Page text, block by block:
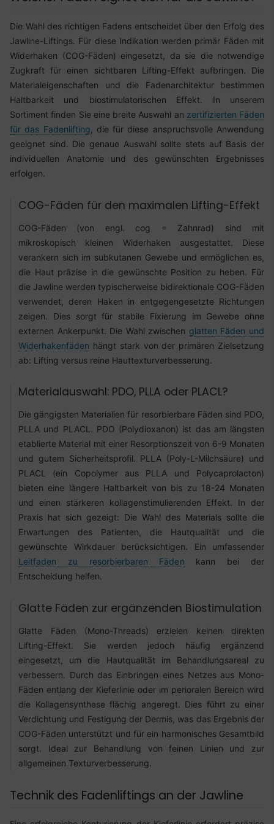
Die Wahl des richtigen Fadens entscheidet über den Erfolg des
Jawline-Liftings. Für diese Indikation werden primär Fäden mit
Widerhaken (COG-Fäden) eingesetzt, da sie die notwendige
Zugkraft für einen sichtbaren Lifting-Effekt aufbringen. Die
Materialeigenschaften und die Fadenarchitektur bestimmen
Haltbarkeit und biostimulatorischen Effekt. In unserem
Sortiment finden Sie eine breite Auswahl an zertifizierten Fäden
für das Fadenlifting , die für diese anspruchsvolle Anwendung
geeignet sind. Die genaue Auswahl sollte stets auf Basis der
individuellen Anatomie und des gewünschten Ergebnisses
erfolgen.
COG-Fäden für den maximalen Lifting-Effekt
COG-Fäden (von engl. cog = Zahnrad) sind mit
mikroskopisch kleinen Widerhaken ausgestattet. Diese
verankern sich im subkutanen Gewebe und ermöglichen es,
die Haut präzise in die gewünschte Position zu heben. Für
die Jawline werden typischerweise bidirektionale COG-Fäden
verwendet, deren Haken in entgegengesetzte Richtungen
zeigen. Dies sorgt für stabile Fixierung im Gewebe ohne
externen Ankerpunkt. Die Wahl zwischen glatten Fäden und
Widerhakenfäden hängt stark von der primären Zielsetzung
ab: Lifting versus reine Hauttexturverbesserung.
Materialauswahl: PDO, PLLA oder PLACL?
Die gängigsten Materialien für resorbierbare Fäden sind PDO,
PLLA und PLACL. PDO (Polydioxanon) ist das am längsten
etablierte Material mit einer Resorptionszeit von 6-9 Monaten
und gutem Sicherheitsprofil. PLLA (Poly-L-Milchsäure) und
PLACL (ein Copolymer aus PLLA und Polycaprolacton)
bieten eine längere Haltbarkeit von bis zu 18-24 Monaten
und einen stärkeren kollagenstimulierenden Effekt. In der
Praxis hat sich gezeigt: Die Wahl des Materials sollte die
Erwartungen des Patienten, die Hautqualität und die
gewünschte Wirkdauer berücksichtigen. Ein umfassender
Leitfaden zu resorbierbaren Fäden kann bei der
Entscheidung helfen.
Glatte Fäden zur ergänzenden Biostimulation
Glatte Fäden (Mono-Threads) erzielen keinen direkten
Lifting-Effekt. Sie werden jedoch häufig ergänzend
eingesetzt, um die Hautqualität im Behandlungsareal zu
verbessern. Durch das Einbringen eines Netzes aus Mono-
Fäden entlang der Kieferlinie oder im perioralen Bereich wird
die Kollagensynthese flächig angeregt. Dies führt zu einer
Verdichtung und Festigung der Dermis, was das Ergebnis der
COG-Fäden unterstützt und für ein harmonisches Gesamtbild
sorgt. Ideal zur Behandlung von feinen Linien und zur
allgemeinen Texturverbesserung.
Technik des Fadenliftings an der Jawline